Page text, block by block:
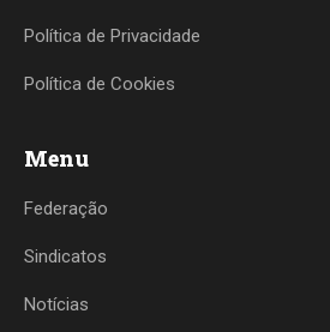
Política de Privacidade
Política de Cookies
Menu
Federação
Sindicatos
Notícias